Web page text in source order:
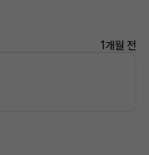
1개월 전